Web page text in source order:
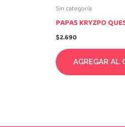
Sin categoría
PAPAS KRYZPO
$2.690
AGREGAR AL